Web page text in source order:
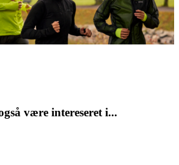
være intereseret i...